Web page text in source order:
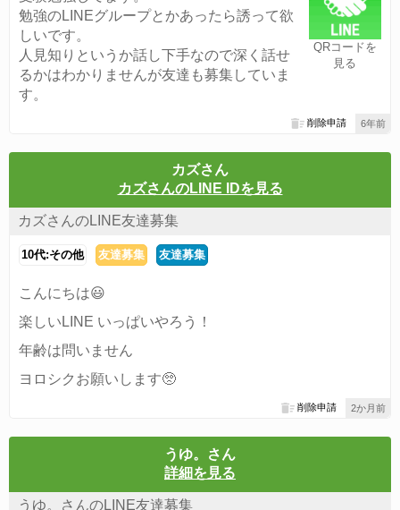
QRコードを
見る
勉強のLINEグループとかあったら誘って欲
しいです。
人見知りというか話し下手なので深く話せ
るかはわかりませんが友達も募集していま
す。
6年前
削除申請
カズさん
カズさんのLINE IDを見る
カズさんのLINE友達募集
10代:その他 友達募集 友達募集
こんにちは😃
楽しいLINE いっぱいやろう！
年齢は問いません
ヨロシクお願いします🥺
2か月前
削除申請
うゆ。さん
詳細を見る
うゆ。さんのLINE友達募集